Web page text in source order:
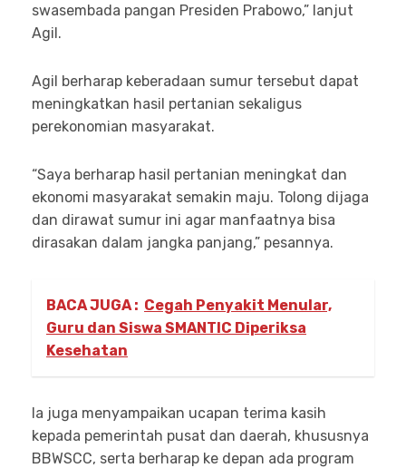
swasembada pangan Presiden Prabowo,” lanjut
Agil.
Agil berharap keberadaan sumur tersebut dapat
meningkatkan hasil pertanian sekaligus
perekonomian masyarakat.
“Saya berharap hasil pertanian meningkat dan
ekonomi masyarakat semakin maju. Tolong dijaga
dan dirawat sumur ini agar manfaatnya bisa
dirasakan dalam jangka panjang,” pesannya.
BACA JUGA : Cegah Penyakit Menular,
Guru dan Siswa SMANTIC Diperiksa
Kesehatan
Ia juga menyampaikan ucapan terima kasih
kepada pemerintah pusat dan daerah, khususnya
BBWSCC, serta berharap ke depan ada program